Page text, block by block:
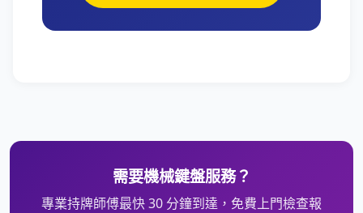
需要機械鍵盤服務？
專業持牌師傅最快 30 分鐘到達，免費上門檢查報